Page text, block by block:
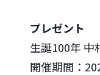
プレゼント
生誕100年 中
開催期間：